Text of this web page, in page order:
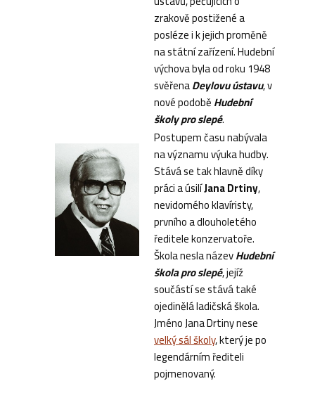
zrakově postižené a
posléze i k jejich proměně
na státní zařízení. Hudební
výchova byla od roku 1948
svěřenaDeylovu ústavu, v
nové podoběHudební
školy pro slepé.
Postupem času nabývala
na významu výuka hudby.
Stává se tak hlavně díky
práci a úsilíJana Drtiny,
nevidomého klavíristy,
prvního a dlouholetého
ředitele konzervatoře.
Škola nesla názevHudební
škola pro slepé, jejíž
součástí se stává také
ojedinělá ladičská škola.
Jméno Jana Drtiny nese
velký sál školy, který je po
legendárním řediteli
pojmenovaný.